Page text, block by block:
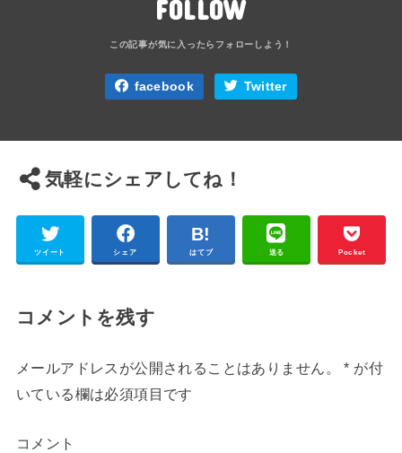
FOLLOW
facebook Twitter
気軽にシェアしてね！
ツイート シェア はてブ 送る Pocket
コメントを残す
メールアドレスが公開されることはありません。 * が付
いている欄は必須項目です
コメント